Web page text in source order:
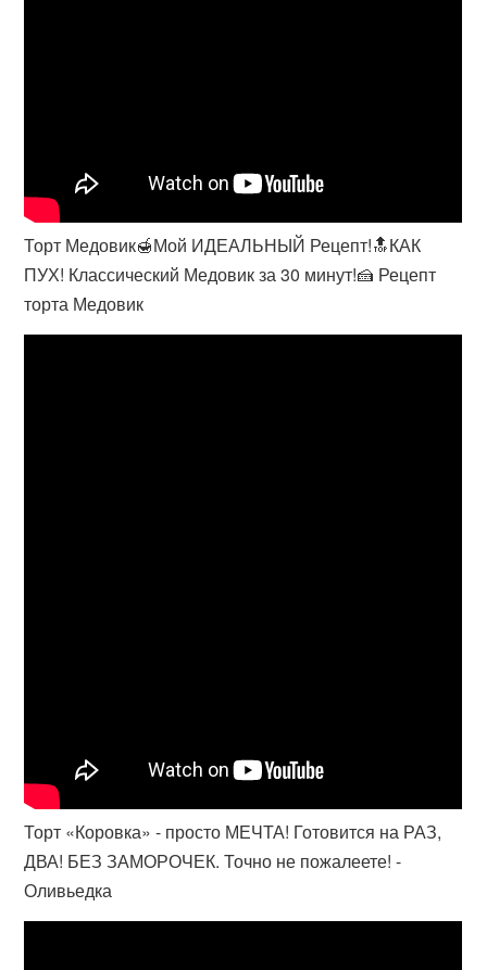
Торт Медовик🍯Мой ИДЕАЛЬНЫЙ Рецепт!🔝КАК
ПУХ! Классический Медовик за 30 минут!🍰 Рецепт
торта Медовик
Торт «Коровка» - просто МЕЧТА! Готовится на РАЗ,
ДВА! БЕЗ ЗАМОРОЧЕК. Точно не пожалеете! -
Оливьедка